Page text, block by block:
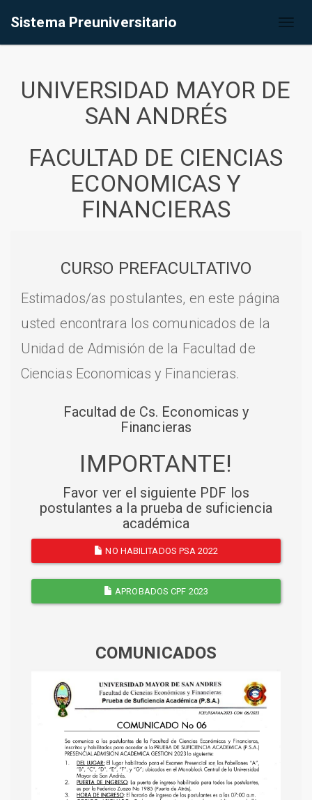
Sistema Preuniversitario
UNIVERSIDAD MAYOR DE
SAN ANDRÉS
FACULTAD DE CIENCIAS
ECONOMICAS Y
FINANCIERAS
CURSO PREFACULTATIVO
Estimados/as postulantes, en este página
usted encontrara los comunicados de la
Unidad de Admisión de la Facultad de
Ciencias Economicas y Financieras.
Facultad de Cs. Economicas y
Financieras
IMPORTANTE!
Favor ver el siguiente PDF los
postulantes a la prueba de suficiencia
académica
NO HABILITADOS PSA 2022
APROBADOS CPF 2023
COMUNICADOS